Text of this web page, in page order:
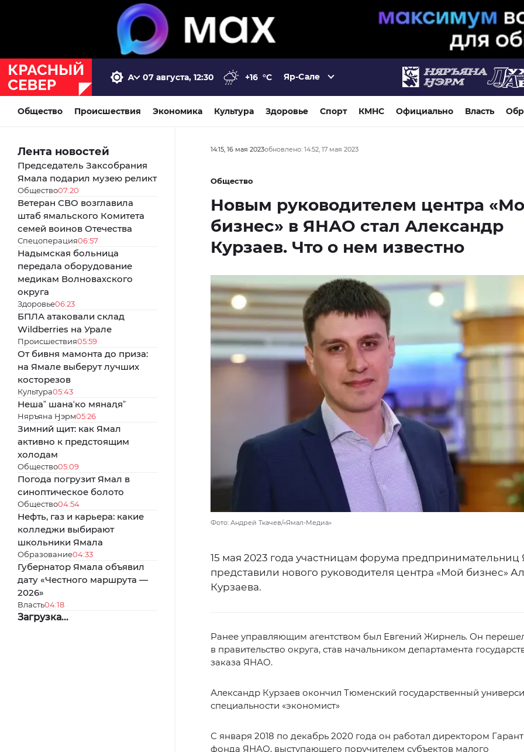
07 августа, 12:30 +16 °C Яр-Сале
Общество Происшествия Экономика Культура Здоровье Спорт КМНС Официально Власть
Лента новостей
Председатель Заксобрания
Ямала подарил музею реликт
Общество07:20
Ветеран СВО возглавила
штаб ямальского Комитета
семей воинов Отечества
Спецоперация06:57
Надымская больница
передала оборудование
медикам Волновахского
округа
Здоровье06:23
БПЛА атаковали склад
Wildberries на Урале
Происшествия05:59
От бивня мамонта до приза:
на Ямале выберут лучших
косторезов
Культура05:43
Нешаˮ шанаʼко мянаԯяˮ
Няръяна Ӈэрм05:26
Зимний щит: как Ямал
активно к предстоящим
холодам
Общество05:09
Погода погрузит Ямал в
синоптическое болото
Общество04:54
Нефть, газ и карьера: какие
колледжи выбирают
школьники Ямала
Образование04:33
Губернатор Ямала объявил
дату «Честного маршрута —
2026»
Власть04:18
Загрузка...
14:15, 16 мая 2023обновлено: 14:52, 17 мая 2023
Общество
Новым руководителем центра
бизнес» в ЯНАО стал Александр
Курзаев. Что о нем известно
Фото: Андрей Ткачев/«Ямал-Медиа»
15 мая 2023 года участницам форума предпринимательниц
представили нового руководителя центра «Мой бизнес»
Курзаева.
Ранее управляющим агентством был Евгений Жирнель. Он
в правительство округа, став начальником департамента
заказа ЯНАО.
Александр Курзаев окончил Тюменский государственный
специальности «экономист»
С января 2018 по декабрь 2020 года он работал директором
фонда ЯНАО, выступающего поручителем субъектов малого